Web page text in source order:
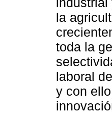
la
toda la
laboral
y con